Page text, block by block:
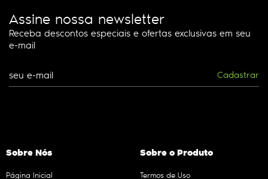
Assine nossa newsletter
Receba descontos especiais e ofertas exclusivas em seu
e-mail
Cadastrar
Sobre Nós
Página Inicial
Sobre o Produto
Termos de Uso